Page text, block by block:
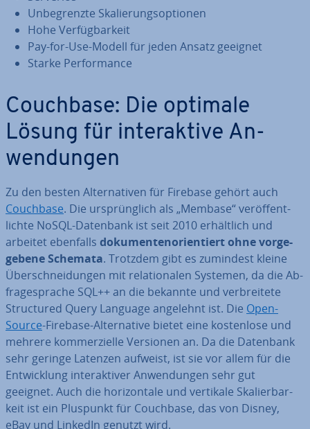
Un­be­grenz­te Ska­lie­rungs­op­tio­nen
Hohe Ver­füg­bar­keit
Pay-for-Use-Modell für jeden Ansatz geeignet
Starke Per­for­mance
Couchbase: Die optimale
Lösung für in­ter­ak­ti­ve An­
wen­dun­gen
Zu den besten Al­ter­na­ti­ven für Firebase gehört auch
Couchbase. Die ur­sprüng­lich als „Membase“ ver­öf­fent­
lich­te NoSQL-Datenbank ist seit 2010 er­hält­lich und
arbeitet ebenfalls do­ku­men­ten­ori­en­tiert ohne vor­ge­
ge­be­ne Schemata. Trotzdem gibt es zumindest kleine
Über­schnei­dun­gen mit re­la­tio­na­len Systemen, da die Ab­
fra­ge­spra­che SQL++ an die bekannte und ver­brei­te­te
Struc­tu­red Query Language angelehnt ist. Die Open-
Source-Firebase-Al­ter­na­ti­ve bietet eine kos­ten­lo­se und
mehrere kom­mer­zi­el­le Versionen an. Da die Datenbank
sehr geringe Latenzen aufweist, ist sie vor allem für die
Ent­wick­lung in­ter­ak­ti­ver An­wen­dun­gen sehr gut
geeignet. Auch die ho­ri­zon­ta­le und vertikale Ska­lier­bar­
keit ist ein Pluspunkt für Couchbase, das von Disney,
eBay und LinkedIn genutzt wird.